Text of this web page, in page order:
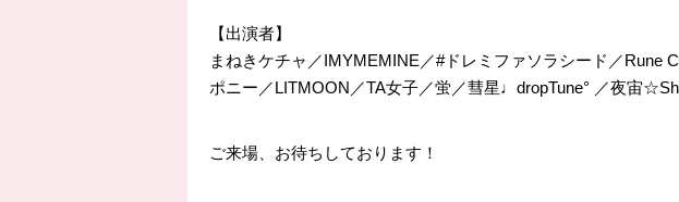
【出演者】
まねきケチャ／IMYMEMINE／#ドレミファソラシード／Rune
ポニー／LITMOON／TA女子／蛍／彗星♩dropTune° ／夜宙
ご来場、お待ちしております！